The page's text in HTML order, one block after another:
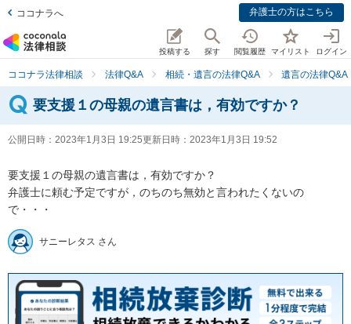
ココナラへ 弁護士の方はこちら
投稿する 探す 閲覧履歴 マイリスト ログイン
ココナラ法律相談 法律Q&A 相続・遺言の法律Q&A 遺言の法律Q&A
要支援１の母親の遺言書は，有効ですか？
公開日時： 2023年1月3日 19:25更新日時： 2023年1月3日 19:52
要支援１の母親の遺言書は，有効ですか？
弁護士に頼む予定ですが，のちのち無効と言われたくないの
で・・・
サニーレタス さん